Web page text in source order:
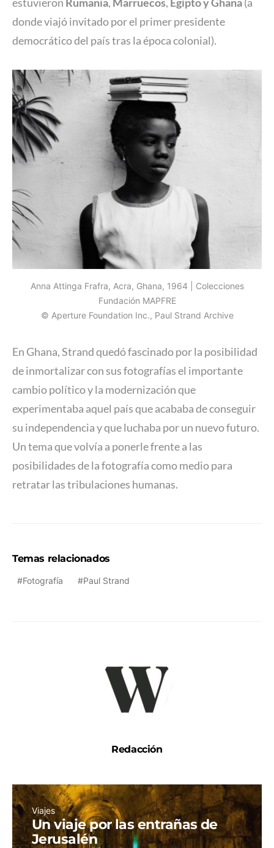
donde viajó invitado por el primer presidente
democrático del país tras la época colonial).
Anna Attinga Frafra, Acra, Ghana, 1964 | Colecciones
Fundación MAPFRE
© Aperture Foundation Inc., Paul Strand Archive
En Ghana, Strand quedó fascinado por la posibilidad
de inmortalizar con sus fotografías el importante
cambio político y la modernización que
experimentaba aquel país que acababa de conseguir
su independencia y que luchaba por un nuevo futuro.
Un tema que volvía a ponerle frente a las
posibilidades de la fotografía como medio para
retratar las tribulaciones humanas.
Temas relacionados
Fotografía Paul Strand
Redacción
Viajes
Un viaje por las entrañas de
Jerusalén